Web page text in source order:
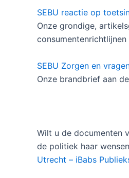
SEBU reactie op
Onze grondige,
SEBU Zorgen en
Onze brandbrief aan
Wilt u de documenten
de politiek haar
Utrecht – iBabs